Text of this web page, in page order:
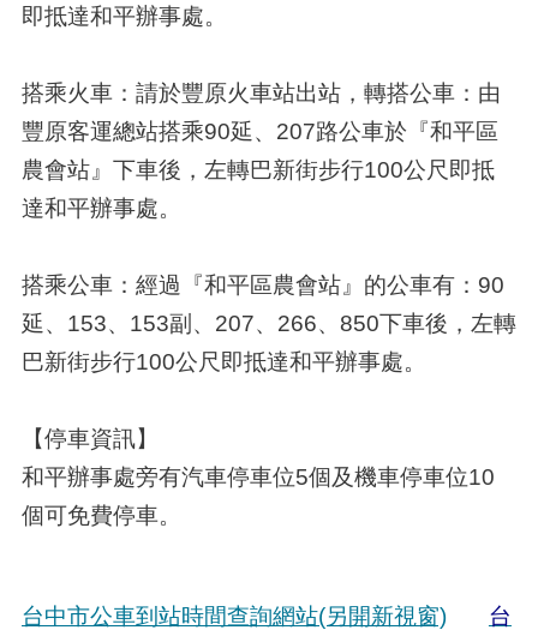
即抵達和平辦事處。
搭乘火車：請於豐原火車站出站，轉搭公車：由
豐原客運總站搭乘90延、207路公車於『和平區
農會站』下車後，左轉巴新街步行100公尺即抵
達和平辦事處。
搭乘公車：經過『和平區農會站』的公車有：90
延、153、153副、207、266、850下車後，左轉
巴新街步行100公尺即抵達和平辦事處。
【停車資訊】
和平辦事處旁有汽車停車位5個及機車停車位10
個可免費停車。
台中市公車到站時間查詢網站(另開新視窗)
台